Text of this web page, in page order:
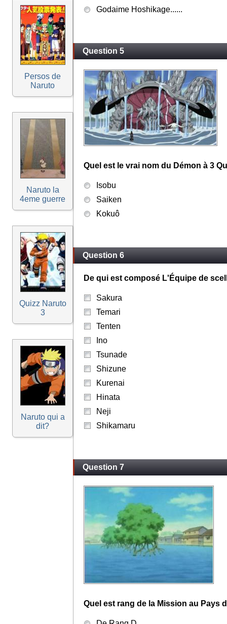
Persos de
Naruto
Naruto la
4eme guerre
Quizz Naruto
3
Naruto qui a
dit?
Godaime Hoshikage......
Question 5
Quel est le vrai nom du Démon à 3
Isobu
Saiken
Kokuô
Question 6
De qui est composé L'Équipe de
Sakura
Temari
Tenten
Ino
Tsunade
Shizune
Kurenai
Hinata
Neji
Shikamaru
Question 7
Quel est rang de la Mission au Pays